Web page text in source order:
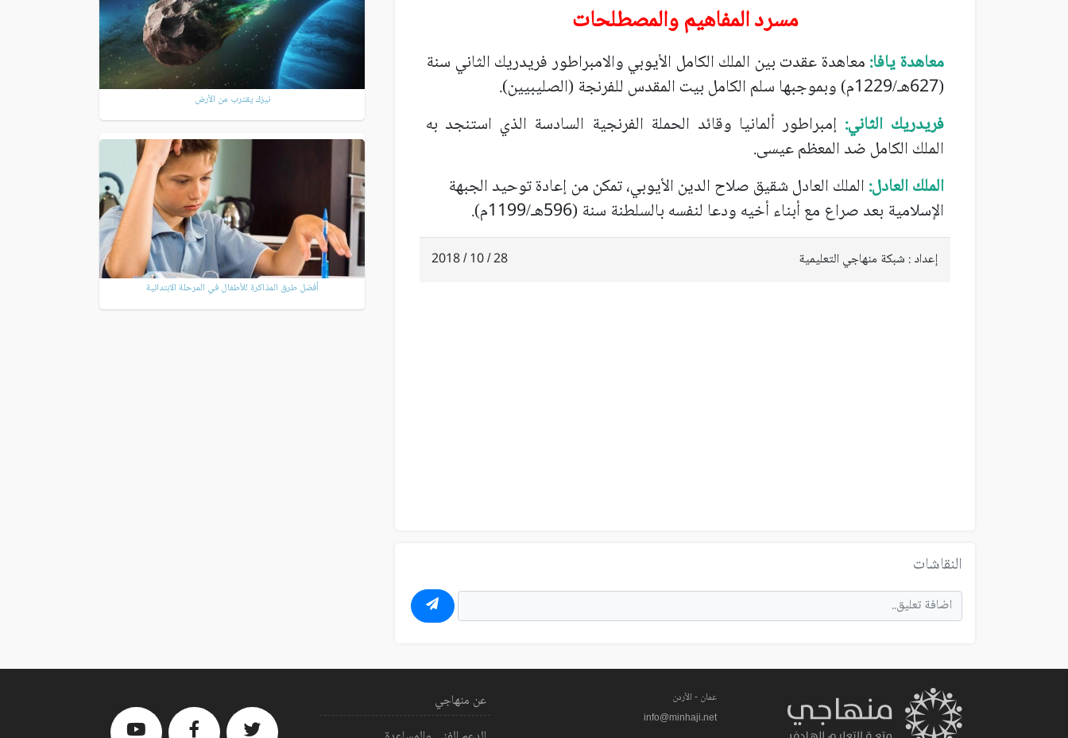
مسرد المفاهيم والمصطلحات
معاهدة يافا:معاهدة عقدت بين الملك الكامل الأيوبي والامبراطور فريدريك الثاني سنة
(627هـ/1229م) وبموجبها سلم الكامل بيت المقدس للفرنجة (الصليبيين).
فريدريك الثاني: إمبراطور ألمانيا وقائد الحملة الفرنجية السادسة الذي استنجد به
الملك الكامل ضد المعظم عيسى.
الملك العادل:الملك العادل شقيق صلاح الدين الأيوبي، تمكن من إعادة توحيد الجبهة
الإسلامية بعد صراع مع أبناء أخيه ودعا لنفسه بالسلطنة سنة (596هـ/1199م).
إعداد : شبكة منهاجي التعليمية 28 / 10 / 2018
النقاشات
نيزك يقترب من الأرض
أفضل طرق المذاكرة للأطفال في المرحلة الابتدائية
عمان - الأردن
info@minhaji.net
عن منهاجي